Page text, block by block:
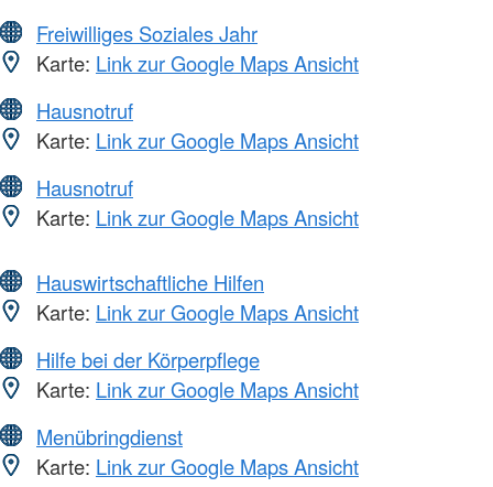
Freiwilliges Soziales Jahr
Karte: Link zur Google Maps Ansicht
Hausnotruf
Karte: Link zur Google Maps Ansicht
Hausnotruf
Karte: Link zur Google Maps Ansicht
Hauswirtschaftliche Hilfen
Karte: Link zur Google Maps Ansicht
Hilfe bei der Körperpflege
Karte: Link zur Google Maps Ansicht
Menübringdienst
Karte: Link zur Google Maps Ansicht